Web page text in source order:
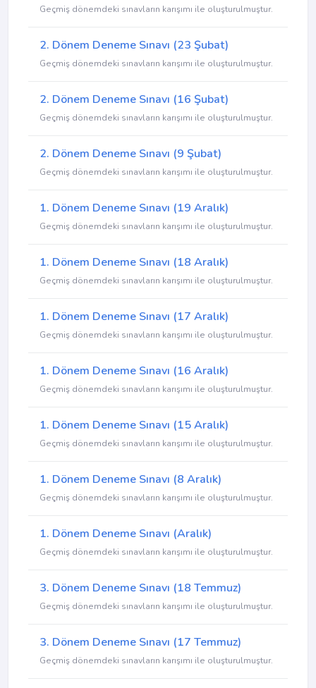
Geçmiş dönemdeki sınavların karışımı ile oluşturulmuştur.
2. Dönem Deneme Sınavı (23 Şubat)
Geçmiş dönemdeki sınavların karışımı ile oluşturulmuştur.
2. Dönem Deneme Sınavı (16 Şubat)
Geçmiş dönemdeki sınavların karışımı ile oluşturulmuştur.
2. Dönem Deneme Sınavı (9 Şubat)
Geçmiş dönemdeki sınavların karışımı ile oluşturulmuştur.
1. Dönem Deneme Sınavı (19 Aralık)
Geçmiş dönemdeki sınavların karışımı ile oluşturulmuştur.
1. Dönem Deneme Sınavı (18 Aralık)
Geçmiş dönemdeki sınavların karışımı ile oluşturulmuştur.
1. Dönem Deneme Sınavı (17 Aralık)
Geçmiş dönemdeki sınavların karışımı ile oluşturulmuştur.
1. Dönem Deneme Sınavı (16 Aralık)
Geçmiş dönemdeki sınavların karışımı ile oluşturulmuştur.
1. Dönem Deneme Sınavı (15 Aralık)
Geçmiş dönemdeki sınavların karışımı ile oluşturulmuştur.
1. Dönem Deneme Sınavı (8 Aralık)
Geçmiş dönemdeki sınavların karışımı ile oluşturulmuştur.
1. Dönem Deneme Sınavı (Aralık)
Geçmiş dönemdeki sınavların karışımı ile oluşturulmuştur.
3. Dönem Deneme Sınavı (18 Temmuz)
Geçmiş dönemdeki sınavların karışımı ile oluşturulmuştur.
3. Dönem Deneme Sınavı (17 Temmuz)
Geçmiş dönemdeki sınavların karışımı ile oluşturulmuştur.